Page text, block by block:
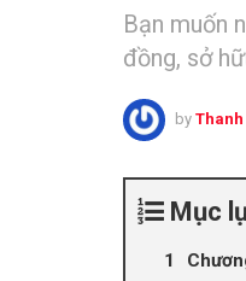
Bạn muốn
đồng, sở
by Thanh
Mục